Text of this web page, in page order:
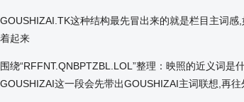
GOUSHIZAI.TK这种结构最先冒出来的就是栏目主词
着起来
围绕“RFFNT.QNBPTZBL.LOL”整理：映照的近义词
GOUSHIZAI这一段会先带出GOUSHIZAI主词联想,再